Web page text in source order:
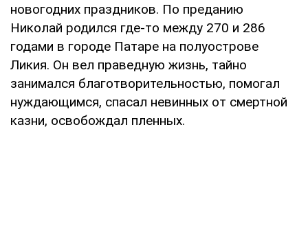
новогодних праздников. По преданию
Николай родился где-то между 270 и 286
годами в городе Патаре на полуострове
Ликия. Он вел праведную жизнь, тайно
занимался благотворительностью, помогал
нуждающимся, спасал невинных от смертной
казни, освобождал пленных.